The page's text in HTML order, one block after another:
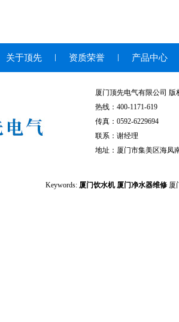
关于顶先 资质荣誉 产品中心
厦门顶先电气有限公司 版
热线：400-1171-619
传真：0592-6229694
联系：谢经理
地址：厦门市集美区海凤
Keywords: 厦门饮水机 厦门净水器维修 厦